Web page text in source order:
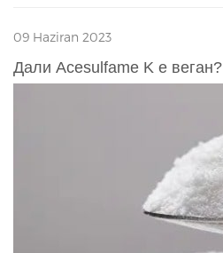
09 Haziran 2023
Дали Acesulfame K е веган?